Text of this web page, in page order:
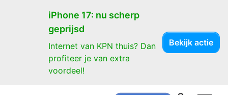
iPhone 17: nu scherp
geprijsd
Internet van KPN thuis? Dan
profiteer je van extra
voordeel!
Bekijk actie